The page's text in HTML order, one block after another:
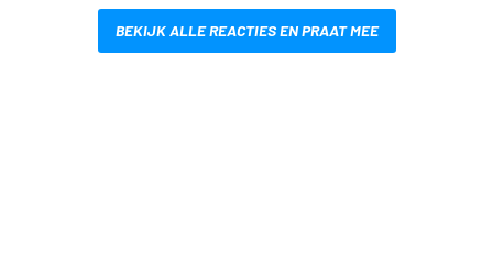
BEKIJK ALLE REACTIES EN PRAAT MEE